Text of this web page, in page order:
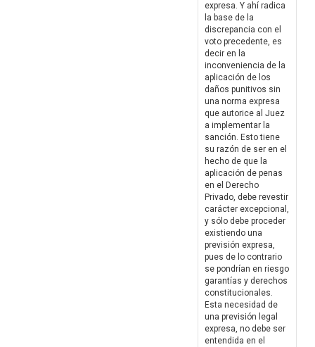
expresa. Y ahí radica
la base de la
discrepancia con el
voto precedente, es
decir en la
inconveniencia de la
aplicación de los
daños punitivos sin
una norma expresa
que autorice al Juez
a implementar la
sanción. Esto tiene
su razón de ser en el
hecho de que la
aplicación de penas
en el Derecho
Privado, debe revestir
carácter excepcional,
y sólo debe proceder
existiendo una
previsión expresa,
pues de lo contrario
se pondrían en riesgo
garantías y derechos
constitucionales.
Esta necesidad de
una previsión legal
expresa, no debe ser
entendida en el